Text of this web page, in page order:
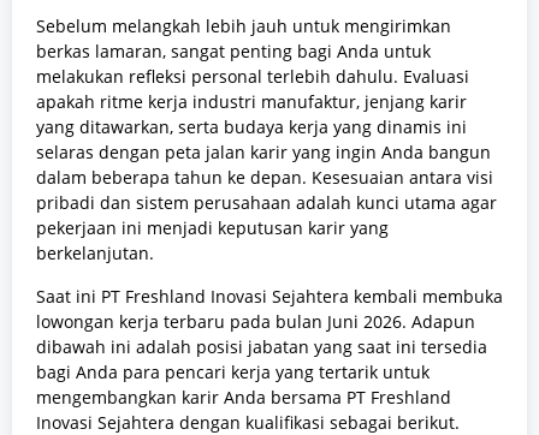
Sebelum melangkah lebih jauh untuk mengirimkan
berkas lamaran, sangat penting bagi Anda untuk
melakukan refleksi personal terlebih dahulu. Evaluasi
apakah ritme kerja industri manufaktur, jenjang karir
yang ditawarkan, serta budaya kerja yang dinamis ini
selaras dengan peta jalan karir yang ingin Anda bangun
dalam beberapa tahun ke depan. Kesesuaian antara visi
pribadi dan sistem perusahaan adalah kunci utama agar
pekerjaan ini menjadi keputusan karir yang
berkelanjutan.
Saat ini PT Freshland Inovasi Sejahtera kembali membuka
lowongan kerja terbaru pada bulan Juni 2026. Adapun
dibawah ini adalah posisi jabatan yang saat ini tersedia
bagi Anda para pencari kerja yang tertarik untuk
mengembangkan karir Anda bersama PT Freshland
Inovasi Sejahtera dengan kualifikasi sebagai berikut.